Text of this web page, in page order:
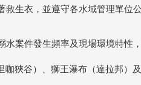
生衣，並遵守各水域管理單位
水案件發生頻率及現場環境特性
狹谷）、獅王瀑布（達拉邦）及